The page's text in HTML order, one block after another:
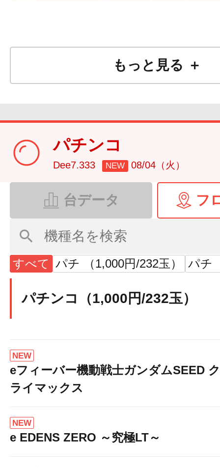
もっと見る ＋
パチンコ
Dee7.333 NEW 08/04（火）
台データ フ
すべて パチ （1,000円/232玉） パチ
パチンコ（1,000円/232玉）
NEW
eフィーバー機動戦士ガンダムSEED ク
ライマックス
NEW
e EDENS ZERO ～究極LT～